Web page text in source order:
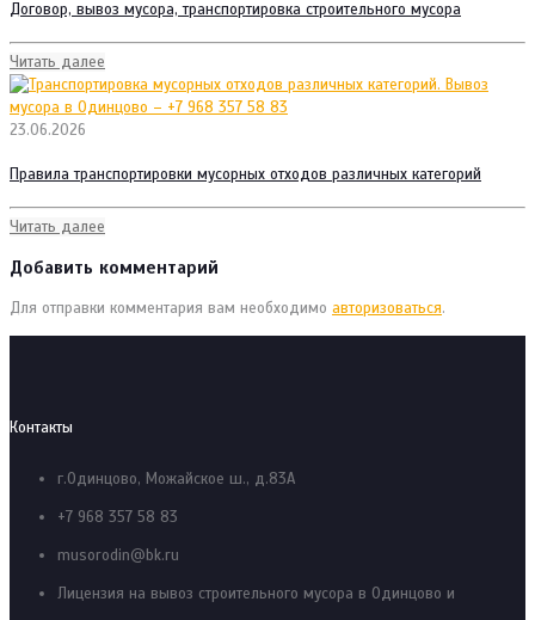
Договор, вывоз мусора, транспортировка строительного мусора
Читать далее
23.06.2026
Правила транспортировки мусорных отходов различных категорий
Читать далее
Добавить комментарий
Для отправки комментария вам необходимо авторизоваться.
Контакты
г.Одинцово, Можайское ш., д.83А
+7 968 357 58 83
musorodin@bk.ru
Лицензия на вывоз строительного мусора в Одинцово и